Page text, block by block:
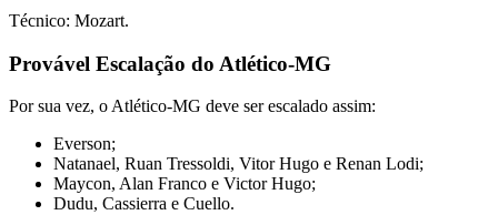
Técnico: Mozart.
Provável Escalação do Atlético-MG
Por sua vez, o Atlético-MG deve ser escalado assim:
Everson;
Natanael, Ruan Tressoldi, Vitor Hugo e Renan Lodi;
Maycon, Alan Franco e Victor Hugo;
Dudu, Cassierra e Cuello.